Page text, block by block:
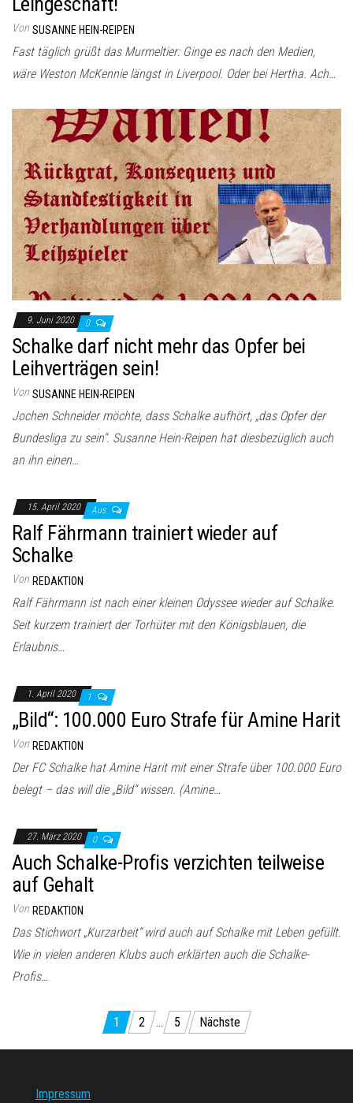
Von SUSANNE HEIN-REIPEN
Fast täglich grüßt das Murmeltier: Ginge es nach den Medien,
wäre Weston McKennie längst in Liverpool. Oder bei Hertha. Ach…
9. Juni 2020 0
Schalke darf nicht mehr das Opfer bei
Leihverträgen sein!
Von SUSANNE HEIN-REIPEN
Jochen Schneider möchte, dass Schalke aufhört, „das Opfer der
Bundesliga zu sein“. Susanne Hein-Reipen hat diesbezüglich auch
an ihn einen…
15. April 2020 Aus
Ralf Fährmann trainiert wieder auf
Schalke
Von REDAKTION
Ralf Fährmann ist nach einer kleinen Odyssee wieder auf Schalke.
Seit kurzem trainiert der Torhüter mit den Königsblauen, die
Erlaubnis…
1. April 2020 1
„Bild“: 100.000 Euro Strafe für Amine Harit
Von REDAKTION
Der FC Schalke hat Amine Harit mit einer Strafe über 100.000 Euro
belegt – das will die „Bild“ wissen. (Amine…
27. März 2020 0
Auch Schalke-Profis verzichten teilweise
auf Gehalt
Von REDAKTION
Das Stichwort „Kurzarbeit“ wird auch auf Schalke mit Leben gefüllt.
Wie in vielen anderen Klubs auch erklärten auch die Schalke-
Profis…
Seitennummerierung
der
1 2 … 5 Nächste
Impressum